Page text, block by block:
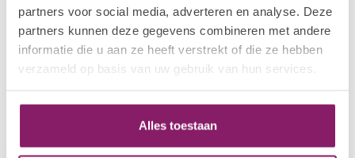
partners voor social media, adverteren en analyse. Deze
partners kunnen deze gegevens combineren met andere
informatie die u aan ze heeft verstrekt of die ze hebben
verzameld op basis van uw gebruik van hun services.
Alles toestaan
I.AM COLLECTION BY BO.
I.Am by BO. Cat Eye #005 Right
Meow (15ml)
€13,25
€10,60
Recent bekeken